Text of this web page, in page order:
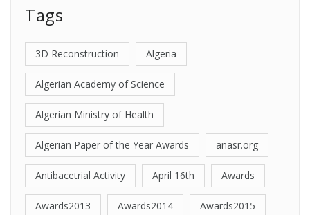
Tags
3D Reconstruction Algeria
Algerian Academy of Science
Algerian Ministry of Health
Algerian Paper of the Year Awards anasr.org
Antibacetrial Activity April 16th Awards
Awards2013 Awards2014 Awards2015